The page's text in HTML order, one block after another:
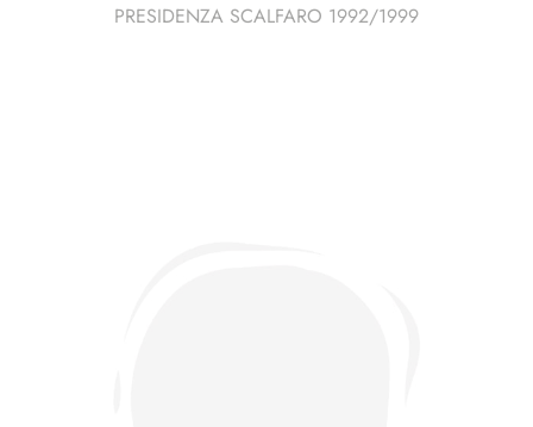
PRESIDENZA SCALFARO 1992/1999